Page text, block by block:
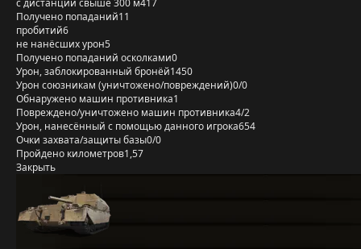
с дистанции свыше 300 м417
Получено попаданий11
пробитий6
не нанёсших урон5
Получено попаданий осколками0
Урон, заблокированный бронёй1450
Урон союзникам (уничтожено/повреждений)0/0
Обнаружено машин противника1
Повреждено/уничтожено машин противника4/2
Урон, нанесённый с помощью данного игрока654
Очки захвата/защиты базы0/0
Пройдено километров1,57
Закрыть